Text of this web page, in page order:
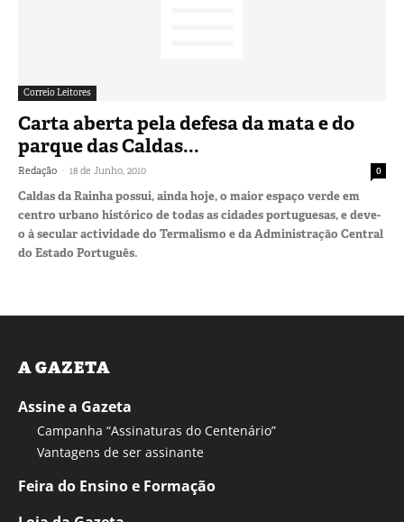
Correio Leitores
Carta aberta pela defesa da mata e do
parque das Caldas...
Redação - 18 de Junho, 2010 0
Caldas da Rainha possui, ainda hoje, o maior espaço verde em
centro urbano histórico de todas as cidades portuguesas, e deve-
o à secular actividade do Termalismo e da Administração Central
do Estado Português.
A GAZETA
Assine a Gazeta
Campanha “Assinaturas do Centenário”
Vantagens de ser assinante
Feira do Ensino e Formação